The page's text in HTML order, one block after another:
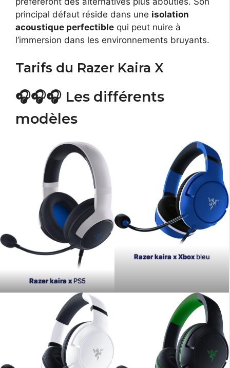
principal défaut réside dans une isolation
acoustique perfectible qui peut nuire à
l’immersion dans les environnements bruyants.
Tarifs du Razer Kaira X
🎧🎧🎧 Les différents
modèles
Razer kaira xPS5
Razer kaira x Xboxbleu